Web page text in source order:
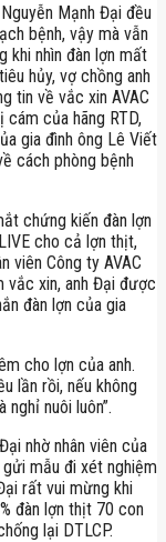
Mạnh Đại đều
bệnh, vậy mà vẫn
khi nhìn đàn lợn mất
hủy, vợ chồng anh
tin về vắc xin AVAC
của hãng RTD,
gia đình ông Lê Viết
cách phòng bệnh
chứng kiến đàn lợn
cho cả lợn thịt,
viên Công ty AVAC
vắc xin, anh Đại được
đàn lợn của gia
cho lợn của anh.
lần rồi, nếu không
nuôi luôn”.
nhờ nhân viên của
mẫu đi xét nghiệm
rất vui mừng khi
đàn lợn thịt 70 con
lại DTLCP.